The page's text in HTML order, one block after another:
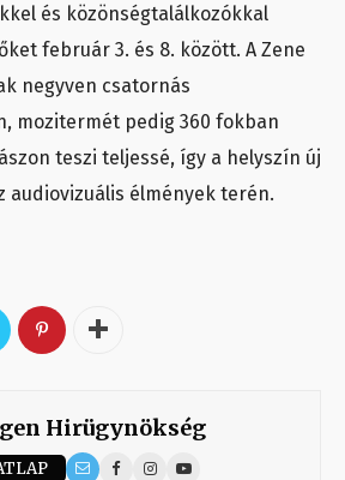
és közönségtalálkozókkal
február 3. és 8. között. A Zene
negyven csatornás
mozitermét pedig 360 fokban
teszi teljessé, így a helyszín új
audiovizuális élmények terén.
Hirügynökség